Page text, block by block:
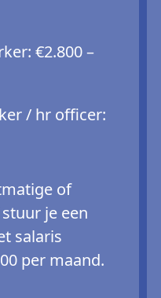
€2.800 –
/ hr officer:
of
je een
salaris
per maand.